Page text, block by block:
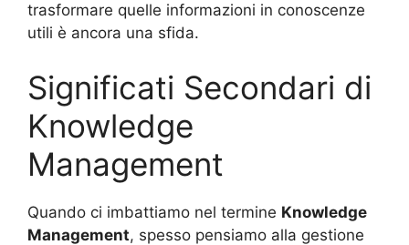
trasformare quelle informazioni in conoscenze
utili è ancora una sfida.
Significati Secondari di
Knowledge
Management
Quando ci imbattiamo nel termine Knowledge
Management, spesso pensiamo alla gestione